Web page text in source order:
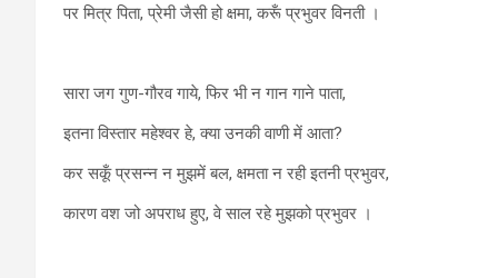
पर मित्र पिता, प्रेमी जैसी हो क्षमा, करूँ प्रभुवर विनती ।
सारा जग गुण-गौरव गाये, फिर भी न गान गाने पाता,
इतना विस्तार महेश्वर हे, क्या उनकी वाणी में आता?
कर सकूँ प्रसन्न न मुझमें बल, क्षमता न रही इतनी प्रभुवर,
कारण वश जो अपराध हुए, वे साल रहे मुझको प्रभुवर ।